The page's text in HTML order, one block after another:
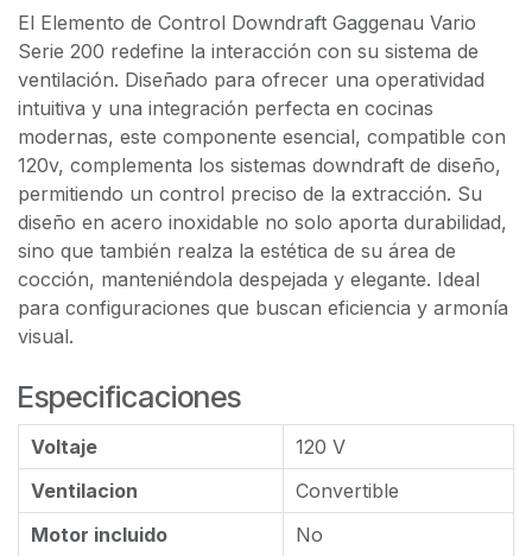
El Elemento de Control Downdraft Gaggenau Vario
Serie 200 redefine la interacción con su sistema de
ventilación. Diseñado para ofrecer una operatividad
intuitiva y una integración perfecta en cocinas
modernas, este componente esencial, compatible con
120v, complementa los sistemas downdraft de diseño,
permitiendo un control preciso de la extracción. Su
diseño en acero inoxidable no solo aporta durabilidad,
sino que también realza la estética de su área de
cocción, manteniéndola despejada y elegante. Ideal
para configuraciones que buscan eficiencia y armonía
visual.
Especificaciones
Voltaje
120 V
Ventilacion
Convertible
Motor incluido
No